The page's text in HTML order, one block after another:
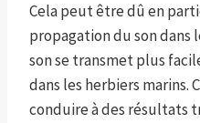
Cela peut être dû en
propagation du son dans
son se transmet plus
dans les herbiers marins.
conduire à des résultats